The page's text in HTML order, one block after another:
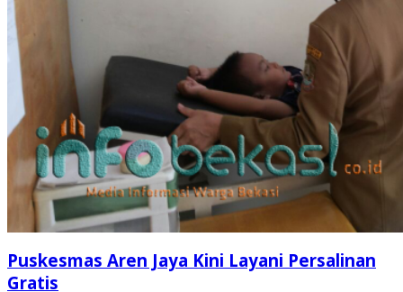
Puskesmas Aren Jaya Kini Layani Persalinan
Gratis